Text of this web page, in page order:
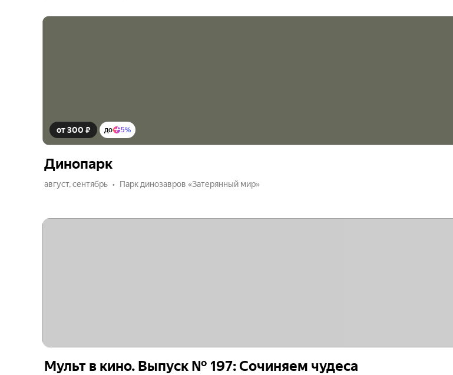
от 300 ₽ до 5%
Динопарк
август, сентябрь Парк динозавров «Затерянный мир»
Мульт в кино. Выпуск № 197: Сочиняем чудеса